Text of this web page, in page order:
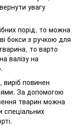
увагу
порід, то можна
бокси з ручкою для
то варто
валізу на
повинен
За допомогою
тварин можна
спеціальних